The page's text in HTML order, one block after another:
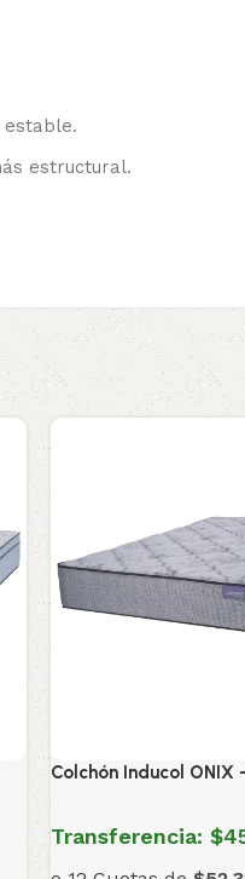
estable.
estructural.
Colchón Inducol ONIX
Transferencia: